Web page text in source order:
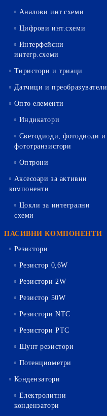
Аналови инт.схеми
Цифрови инт.схеми
Интерфейсни
интегр.схеми
Тиристори и триаци
Датчици и преобразуватели
Опто елементи
Индикатори
Светодиоди, фотодиоди и
фототранзистори
Оптрони
Аксесоари за активни
компоненти
Цокли за интегрални
схеми
ПАСИВНИ КОМПОНЕНТИ
Резистори
Резистор 0,6W
Резистори 2W
Резистор 50W
Резистори NTC
Резистори PTC
Шунт резистори
Потенциометри
Кондензатори
Електролитни
кондензатори